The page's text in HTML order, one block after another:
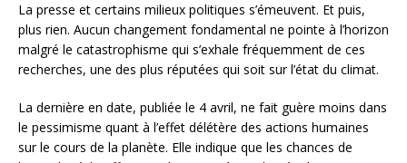
La presse et certains milieux politiques s’émeuvent. Et puis,
plus rien. Aucun changement fondamental ne pointe à l’horizon
malgré le catastrophisme qui s’exhale fréquemment de ces
recherches, une des plus réputées qui soit sur l’état du climat.
La dernière en date, publiée le 4 avril, ne fait guère moins dans
le pessimisme quant à l’effet délétère des actions humaines
sur le cours de la planète. Elle indique que les chances de